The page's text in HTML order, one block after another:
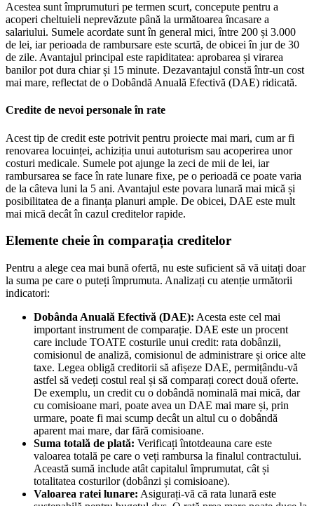
Acestea sunt împrumuturi pe termen scurt, concepute pentru a
acoperi cheltuieli neprevăzute până la următoarea încasare a
salariului. Sumele acordate sunt în general mici, între 200 și 3.000
de lei, iar perioada de rambursare este scurtă, de obicei în jur de 30
de zile. Avantajul principal este rapiditatea: aprobarea și virarea
banilor pot dura chiar și 15 minute. Dezavantajul constă într-un cost
mai mare, reflectat de o Dobândă Anuală Efectivă (DAE) ridicată.
Credite de nevoi personale în rate
Acest tip de credit este potrivit pentru proiecte mai mari, cum ar fi
renovarea locuinței, achiziția unui autoturism sau acoperirea unor
costuri medicale. Sumele pot ajunge la zeci de mii de lei, iar
rambursarea se face în rate lunare fixe, pe o perioadă ce poate varia
de la câteva luni la 5 ani. Avantajul este povara lunară mai mică și
posibilitatea de a finanța planuri ample. De obicei, DAE este mult
mai mică decât în cazul creditelor rapide.
Elemente cheie în comparația creditelor
Pentru a alege cea mai bună ofertă, nu este suficient să vă uitați doar
la suma pe care o puteți împrumuta. Analizați cu atenție următorii
indicatori:
Dobânda Anuală Efectivă (DAE): Acesta este cel mai
important instrument de comparație. DAE este un procent
care include TOATE costurile unui credit: rata dobânzii,
comisionul de analiză, comisionul de administrare și orice alte
taxe. Legea obligă creditorii să afișeze DAE, permițându-vă
astfel să vedeți costul real și să comparați corect două oferte.
De exemplu, un credit cu o dobândă nominală mai mică, dar
cu comisioane mari, poate avea un DAE mai mare și, prin
urmare, poate fi mai scump decât un altul cu o dobândă
aparent mai mare, dar fără comisioane.
Suma totală de plată: Verificați întotdeauna care este
valoarea totală pe care o veți rambursa la finalul contractului.
Această sumă include atât capitalul împrumutat, cât și
totalitatea costurilor (dobânzi și comisioane).
Valoarea ratei lunare: Asigurați-vă că rata lunară este